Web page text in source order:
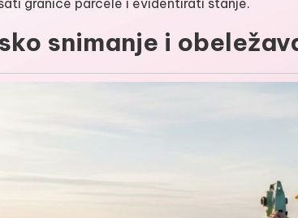
snimanje i